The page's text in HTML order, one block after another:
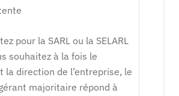
pour la SARL ou la SELARL
souhaitez à la fois le
la direction de l’entreprise, le
majoritaire répond à